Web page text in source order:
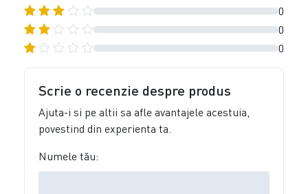
0
0
0
Scrie o recenzie despre produs
Ajuta-i si pe altii sa afle avantajele acestuia,
povestind din experienta ta.
Numele tău: